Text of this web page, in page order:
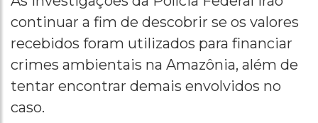
continuar a fim de descobrir se os valores
recebidos foram utilizados para financiar
crimes ambientais na Amazônia, além de
tentar encontrar demais envolvidos no
caso.